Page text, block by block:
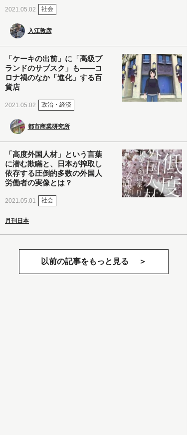
2021.05.02 社会
入江敦彦
「ケーキの出前」に「高級ブ
ランドのサブスク」も――コ
ロナ禍のなか「進化」する百
貨店
2021.05.02 政治・経済
都市商業研究所
「高度外国人材」という言葉
に潜む欺瞞と、日本が搾取し
依存する圧倒的多数の外国人
労働者の実像とは？
2021.05.01 社会
月刊日本
以前の記事をもっと見る